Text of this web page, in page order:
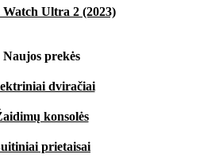
Watch Ultra 2 (2023)
Naujos prekės
dviračiai
konsolės
prietaisai